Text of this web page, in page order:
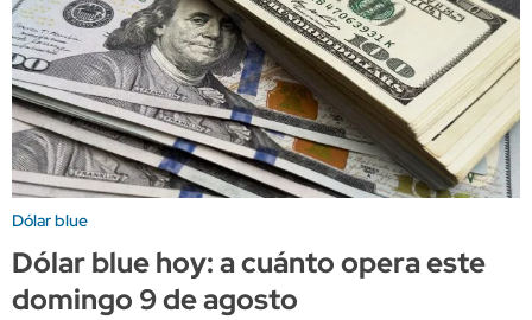
Dólar blue
Dólar blue hoy: a cuánto opera este
domingo 9 de agosto